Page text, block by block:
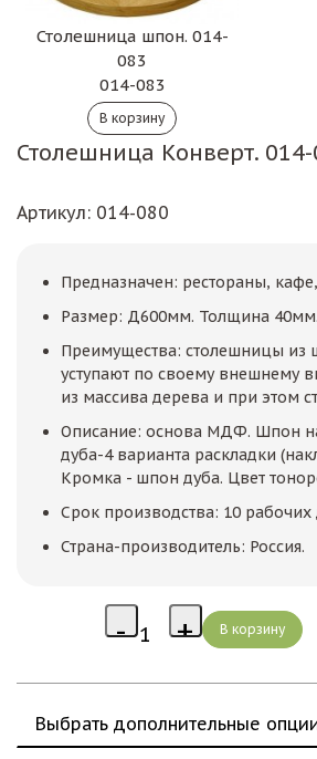
Столешница шпон. 014-
083
014-083
Столешница Конверт.
Артикул: 014-080
Предназначен: рестораны,
Размер: Д600мм. Толщина 40мм.
Преимущества: столешницы из
уступают по своему внешнему
из массива дерева и при этом
Описание: основа МДФ. Шпон
дуба-4 варианта раскладки
Кромка - шпон дуба. Цвет
Срок производства: 10 рабочих
Страна-производитель: Россия.
Выбрать дополнительные